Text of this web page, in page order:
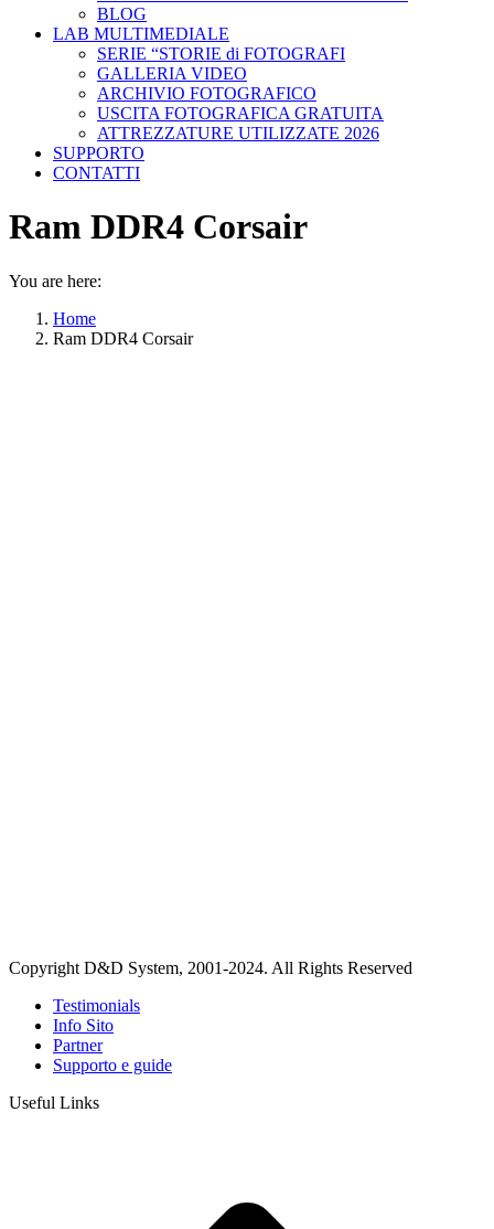
BLOG
LAB MULTIMEDIALE
SERIE “STORIE di FOTOGRAFI
GALLERIA VIDEO
ARCHIVIO FOTOGRAFICO
USCITA FOTOGRAFICA GRATUITA
ATTREZZATURE UTILIZZATE 2026
SUPPORTO
CONTATTI
Ram DDR4 Corsair
You are here:
Home
Ram DDR4 Corsair
Copyright D&D System, 2001-2024. All Rights Reserved
Testimonials
Info Sito
Partner
Supporto e guide
Useful Links